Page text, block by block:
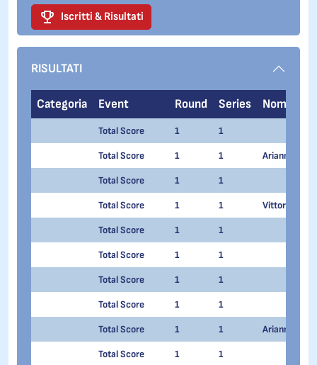
Iscritti & Risultati
RISULTATI
Categoria Event Round Series Nome
Total Score 1 1
Total Score 1 1 Arianna
Total Score 1 1
Total Score 1 1 Vittoria
Total Score 1 1
Total Score 1 1
Total Score 1 1
Total Score 1 1
Total Score 1 1 Arianna
Total Score 1 1